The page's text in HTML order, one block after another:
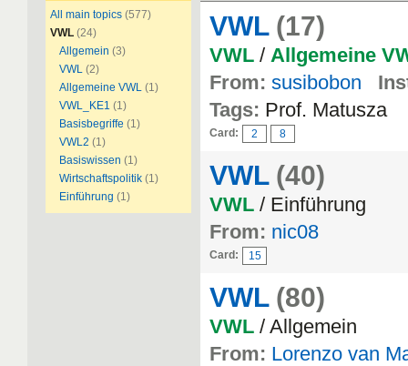
All main topics (577)
VWL (24)
Allgemein (3)
VWL (2)
Allgemeine VWL (1)
VWL_KE1 (1)
Basisbegriffe (1)
VWL2 (1)
Basiswissen (1)
Wirtschaftspolitik (1)
Einführung (1)
VWL (17)
VWL / Allgemeine
From: susibobon
Tags: Prof. Matusza
Card: 2 8
VWL (40)
VWL / Einführung
From: nic08
Card: 15
VWL (80)
VWL / Allgemein
From: Lorenzo van